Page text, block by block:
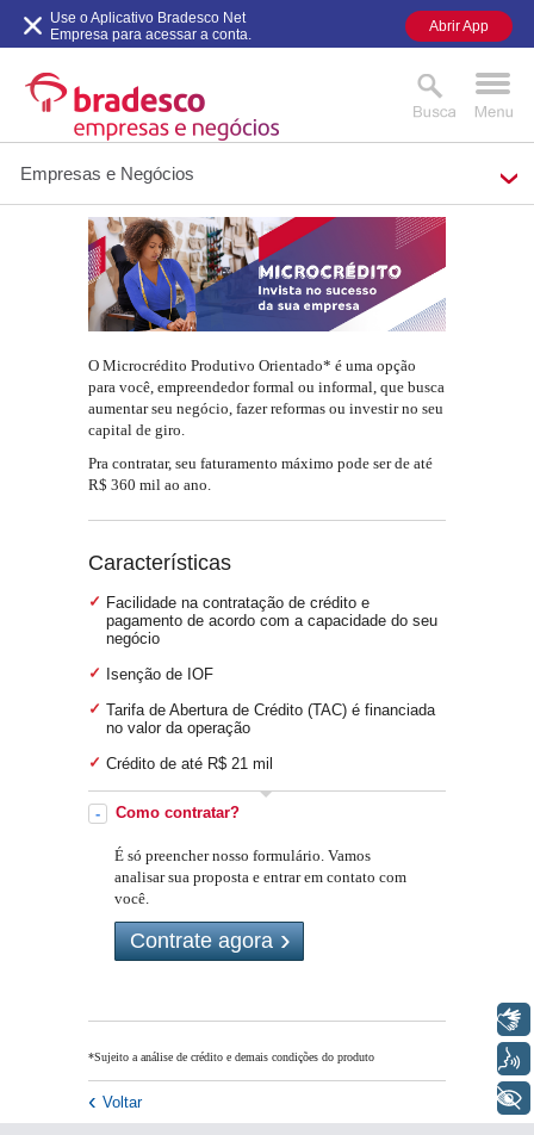
Empresas e Negócios
MAIS BUSCADOS
SUAS BUSCAS
RECENTES
O Microcrédito Produtivo Orientado* é uma opção
para você, empreendedor formal ou informal, que busca
aumentar seu negócio, fazer reformas ou investir no seu
capital de giro.
Pra contratar, seu faturamento máximo pode ser de até
R$ 360 mil ao ano.
Características
Facilidade na contratação de crédito e
pagamento de acordo com a capacidade do seu
negócio
Isenção de IOF
Tarifa de Abertura de Crédito (TAC) é financiada
no valor da operação
Crédito de até R$ 21 mil
Como contratar?
É só preencher nosso formulário. Vamos
analisar sua proposta e entrar em contato com
você.
Contrate agora
*Sujeito a análise de crédito e demais condições do produto
Voltar
Libras
Use o Aplicativo Bradesco Net
Empresa para acessar a conta.
Abrir App